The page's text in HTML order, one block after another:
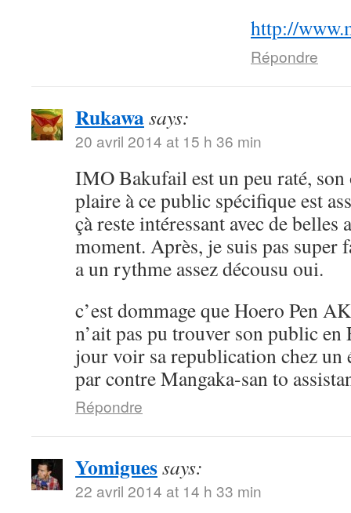
http://
Répondre
Rukawasays:
20 avril 2014 at 15 h 36 min
IMO Bakufail est un peu raté,
plaire à ce public spécifique est
çà reste intéressant avec de belles
moment. Après, je suis pas super
a un rythme assez décousu oui.
c’est dommage que Hoero Pen
n’ait pas pu trouver son public en
jour voir sa republication chez un
par contre Mangaka-san to
Répondre
Yomiguessays:
22 avril 2014 at 14 h 33 min